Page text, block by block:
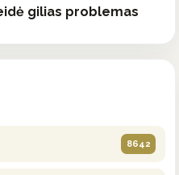
gilias problemas
8642